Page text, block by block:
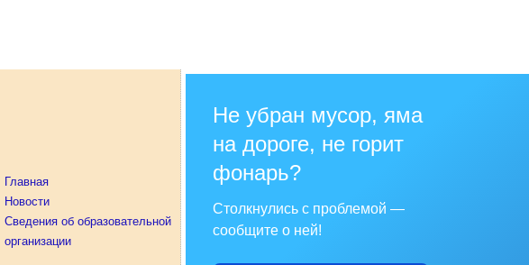
Главная
Новости
Сведения об образовательной
организации
Не убран мусор, яма
на дороге, не горит
фонарь?
Столкнулись с проблемой —
сообщите о ней!